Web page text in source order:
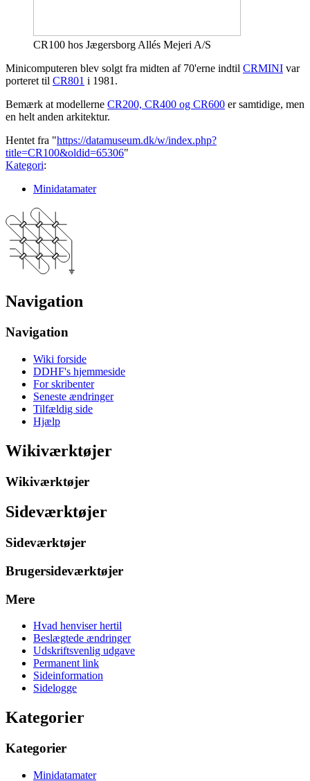
CR100 hos Jægersborg Allés Mejeri A/S
Minicomputeren blev solgt fra midten af 70'erne indtil CRMINI var
porteret til CR801 i 1981.
Bemærk at modellerne CR200, CR400 og CR600 er samtidige, men
en helt anden arkitektur.
Hentet fra "https://datamuseum.dk/w/index.php?
title=CR100&oldid=65306"
Kategori:
Minidatamater
Navigation
Navigation
Wiki forside
DDHF's hjemmeside
For skribenter
Seneste ændringer
Tilfældig side
Hjælp
Wikiværktøjer
Wikiværktøjer
Sideværktøjer
Sideværktøjer
Brugersideværktøjer
Mere
Hvad henviser hertil
Beslægtede ændringer
Udskriftsvenlig udgave
Permanent link
Sideinformation
Sidelogge
Kategorier
Kategorier
Minidatamater